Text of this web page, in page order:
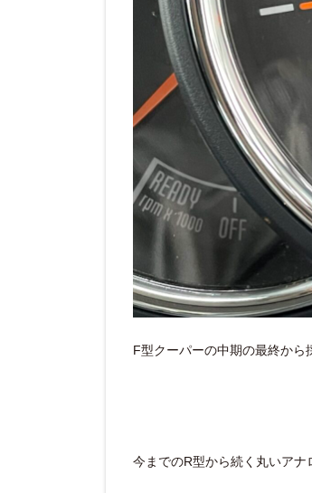
F型クーパーの中期の最終から
今までのR型から続く丸いアナ